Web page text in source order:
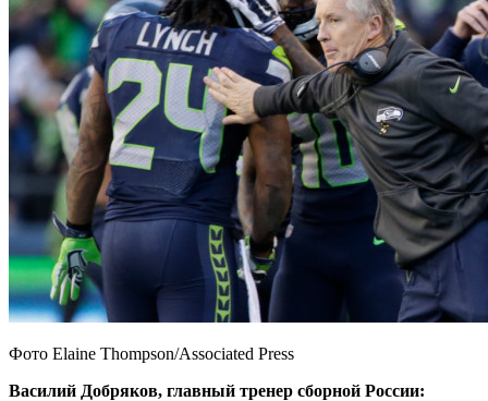
Фото Elaine Thompson/Associated Press
Василий Добряков, главный тренер сборной России: